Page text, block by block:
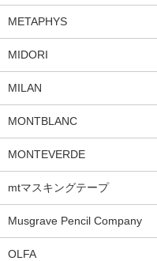
METAPHYS
MIDORI
MILAN
MONTBLANC
MONTEVERDE
mtマスキングテープ
Musgrave Pencil Company
OLFA